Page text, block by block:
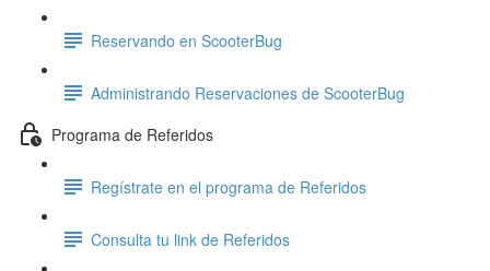
Reservando en ScooterBug
Administrando Reservaciones de ScooterBug
Programa de Referidos
Regístrate en el programa de Referidos
Consulta tu link de Referidos